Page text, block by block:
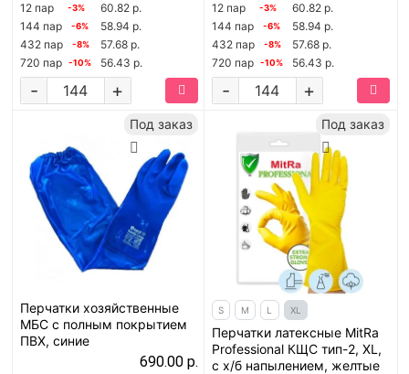
12 пар
-3%
60.82 р.
144 пар
-6%
58.94 р.
432 пар
-8%
57.68 р.
720 пар
-10% 56.43 р.
+
-
12 пар
-3%
60.82 р.
144 пар
-6%
58.94 р.
432 пар
-8%
57.68 р.
720 пар
-10% 56.43 р.
+
-
Под заказ
Перчатки хозяйственные
МБС с полным покрытием
ПВХ, синие
690.00 р.
Под заказ
S M L XL
Перчатки латексные MitRa
Professional КЩС тип-2, XL,
с х/б напылением, желтые